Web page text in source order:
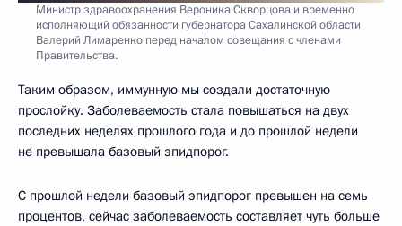
Министр здравоохранения Вероника Скворцова и временно
исполняющий обязанности губернатора Сахалинской области
Валерий Лимаренко перед началом совещания с членами
Правительства.
Таким образом, иммунную мы создали достаточную
прослойку. Заболеваемость стала повышаться на двух
последних неделях прошлого года и до прошлой недели
не превышала базовый эпидпорог.
С прошлой недели базовый эпидпорог превышен на семь
процентов, сейчас заболеваемость составляет чуть больше